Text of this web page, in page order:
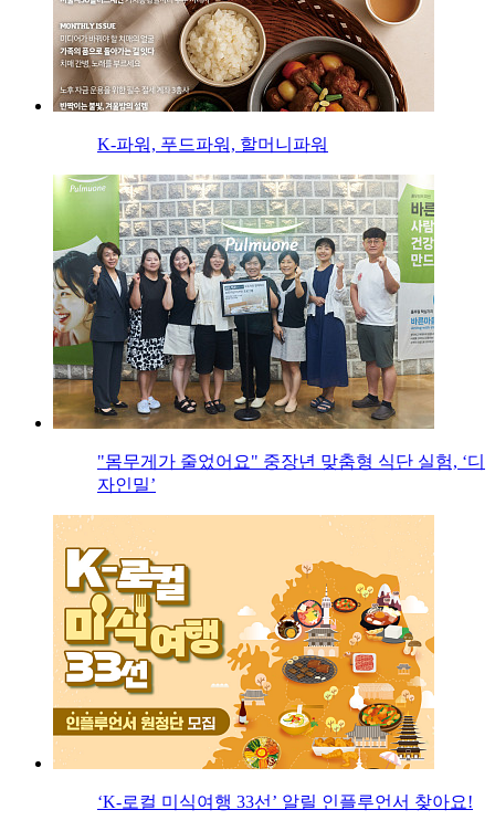
K-파워, 푸드파워, 할머니파워
"몸무게가 줄었어요" 중장년 맞춤형 식단 실험, ‘디
자인밀’
‘K-로컬 미식여행 33선’ 알릴 인플루언서 찾아요!